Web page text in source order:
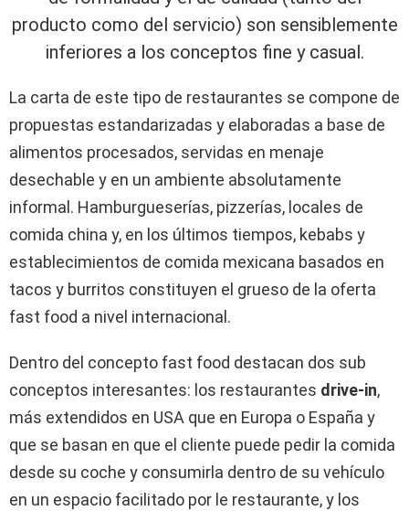
producto como del servicio) son sensiblemente
inferiores a los conceptos fine y casual.
La carta de este tipo de restaurantes se compone de
propuestas estandarizadas y elaboradas a base de
alimentos procesados, servidas en menaje
desechable y en un ambiente absolutamente
informal. Hamburgueserías, pizzerías, locales de
comida china y, en los últimos tiempos, kebabs y
establecimientos de comida mexicana basados en
tacos y burritos constituyen el grueso de la oferta
fast food a nivel internacional.
Dentro del concepto fast food destacan dos sub
conceptos interesantes: los restaurantes drive-in,
más extendidos en USA que en Europa o España y
que se basan en que el cliente puede pedir la comida
desde su coche y consumirla dentro de su vehículo
en un espacio facilitado por le restaurante, y los